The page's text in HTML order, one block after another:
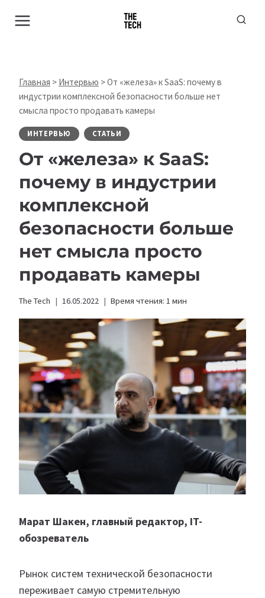
Главная > Интервью >От «железа» к SaaS: почему в
индустрии комплексной безопасности больше нет
смысла просто продавать камеры
ИНТЕРВЬЮ СТАТЬИ
От «железа» к SaaS:
почему в индустрии
комплексной
безопасности больше
нет смысла просто
продавать камеры
The Tech 16.05.2022 Время чтения: 1 мин
Марат Шакен, главный редактор, IT-
обозреватель
Рынок систем технической безопасности
переживает самую стремительную